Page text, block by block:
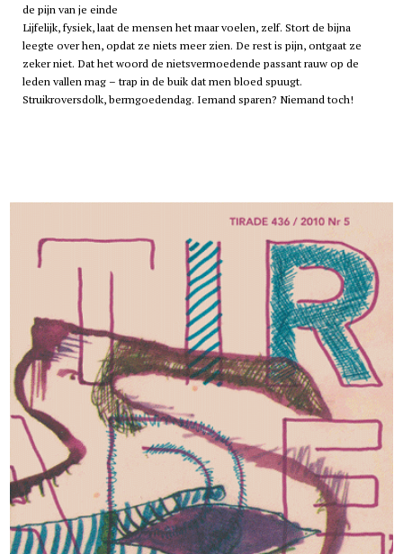
de pijn van je einde
Lijfelijk, fysiek, laat de mensen het maar voelen, zelf. Stort de bijna
leegte over hen, opdat ze niets meer zien. De rest is pijn, ontgaat ze
zeker niet. Dat het woord de nietsvermoedende passant rauw op de
leden vallen mag – trap in de buik dat men bloed spuugt.
Struikroversdolk, bermgoedendag. Iemand sparen? Niemand toch!